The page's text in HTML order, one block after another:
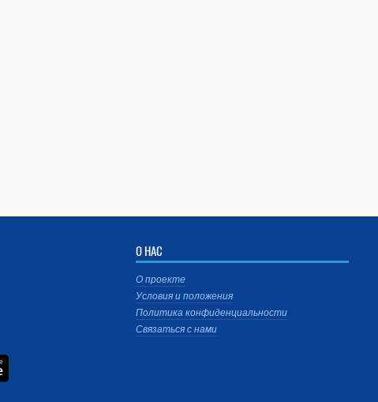
О НАС
О проекте
Условия и положения
Политика конфиденциальности
Связаться с нами